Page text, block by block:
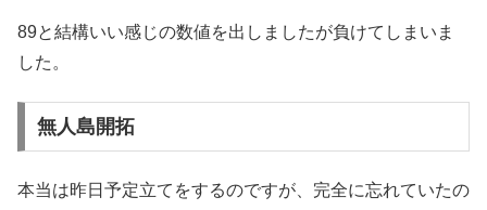
89と結構いい感じの数値を出しましたが負けてしまいま
した。
無人島開拓
本当は昨日予定立てをするのですが、完全に忘れていたの